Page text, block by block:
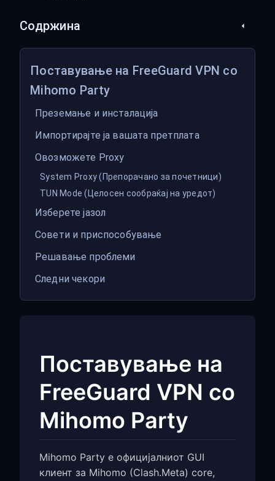
Содржина
Поставување на FreeGuard VPN со
Mihomo Party
Преземање и инсталација
Импортирајте ја вашата претплата
Овозможете Proxy
System Proxy (Препорачано за почетници)
TUN Mode (Целосен сообраќај на уредот)
Изберете јазол
Совети и приспособување
Решавање проблеми
Следни чекори
Поставување на
FreeGuard VPN со
Mihomo Party
Mihomo Party е официјалниот GUI
клиент за Mihomo (Clash.Meta) core,